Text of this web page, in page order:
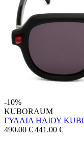
-10%
KUBORAUM
ΓΥΑΛΙΑ ΗΛΙΟΥ
490.00 € 441.00 €